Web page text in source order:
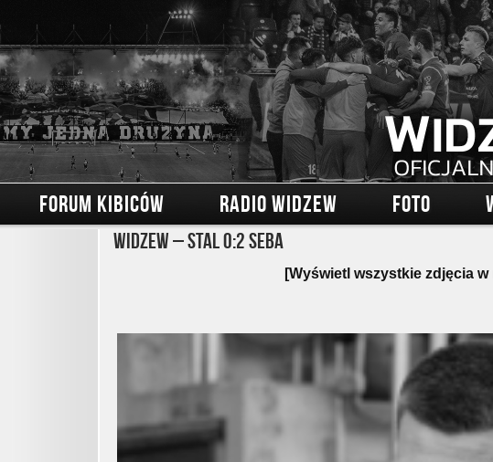
FORUM KIBICÓW RADIO WIDZEW FOTO
Widzew – Stal 0:2 Seba
[Wyświetl wszystkie zdjęcia w